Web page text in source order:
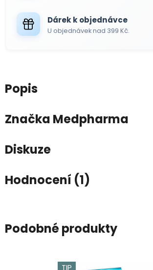
Dárek k objednávce
U objednávek nad 399 Kč.
Popis
Značka Medpharma
Diskuze
Hodnocení (1)
Podobné produkty
TIP